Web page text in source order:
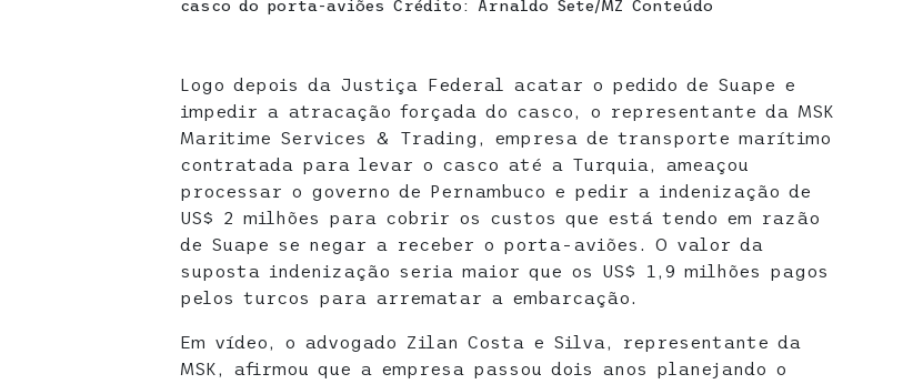
casco do porta-aviões Crédito: Arnaldo Sete/MZ Conteúdo
Logo depois da Justiça Federal acatar o pedido de Suape e
impedir a atracação forçada do casco, o representante da MSK
Maritime Services & Trading, empresa de transporte marítimo
contratada para levar o casco até a Turquia, ameaçou
processar o governo de Pernambuco e pedir a indenização de
US$ 2 milhões para cobrir os custos que está tendo em razão
de Suape se negar a receber o porta-aviões. O valor da
suposta indenização seria maior que os US$ 1,9 milhões pagos
pelos turcos para arrematar a embarcação.
Em vídeo, o advogado Zilan Costa e Silva, representante da
MSK, afirmou que a empresa passou dois anos planejando o